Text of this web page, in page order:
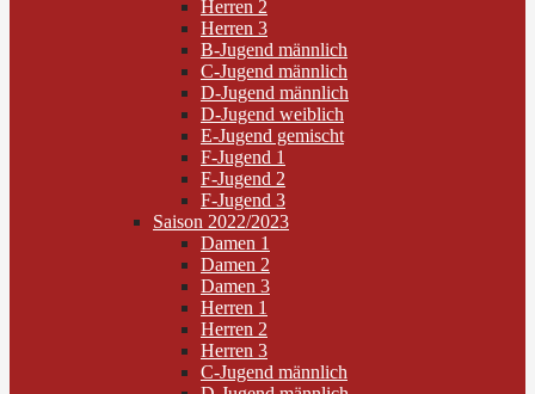
Herren 2
Herren 3
B-Jugend männlich
C-Jugend männlich
D-Jugend männlich
D-Jugend weiblich
E-Jugend gemischt
F-Jugend 1
F-Jugend 2
F-Jugend 3
Saison 2022/2023
Damen 1
Damen 2
Damen 3
Herren 1
Herren 2
Herren 3
C-Jugend männlich